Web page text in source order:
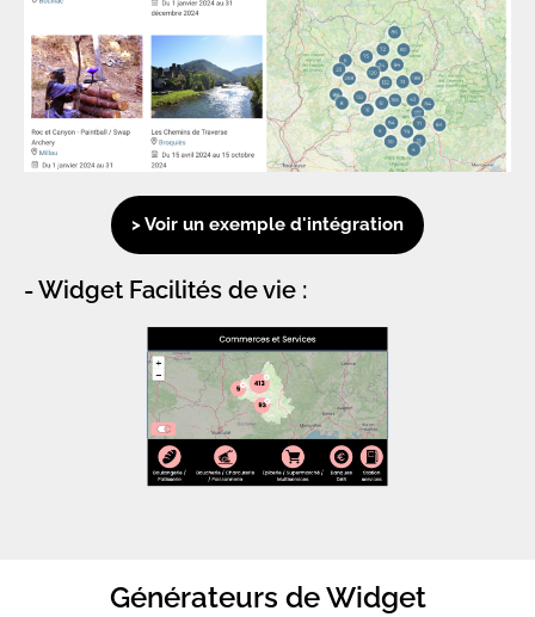
> Voir un exemple d'intégration
- Widget Facilités de vie :
Générateurs de Widget